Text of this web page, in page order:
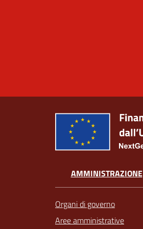
AMMINISTRAZIONE
Organi di governo
Aree amministrative